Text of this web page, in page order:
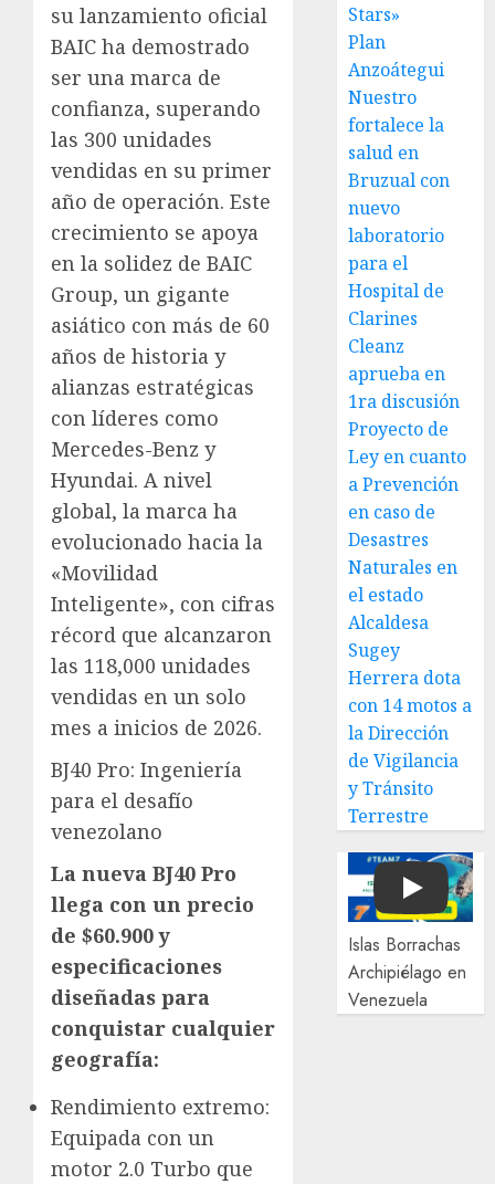
su lanzamiento oficial
BAIC ha demostrado
ser una marca de
confianza, superando
las 300 unidades
vendidas en su primer
año de operación. Este
crecimiento se apoya
en la solidez de BAIC
Group, un gigante
asiático con más de 60
años de historia y
alianzas estratégicas
con líderes como
Mercedes-Benz y
Hyundai. A nivel
global, la marca ha
evolucionado hacia la
«Movilidad
Inteligente», con cifras
récord que alcanzaron
las 118,000 unidades
vendidas en un solo
mes a inicios de 2026.
BJ40 Pro: Ingeniería
para el desafío
venezolano
La nueva BJ40 Pro
llega con un precio
de $60.900 y
especificaciones
diseñadas para
conquistar cualquier
geografía:
Rendimiento extremo:
Equipada con un
motor 2.0 Turbo que
Stars»
Plan
Anzoátegui
Nuestro
fortalece la
salud en
Bruzual con
nuevo
laboratorio
para el
Hospital de
Clarines
Cleanz
aprueba en
1ra discusión
Proyecto de
Ley en cuanto
a Prevención
en caso de
Desastres
Naturales en
el estado
Alcaldesa
Sugey
Herrera dota
con 14 motos a
la Dirección
de Vigilancia
y Tránsito
Terrestre
Play
Islas Borrachas
Archipiélago en
Venezuela